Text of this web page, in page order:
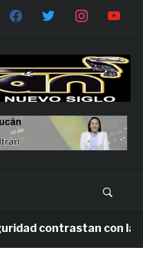
contrastan con la